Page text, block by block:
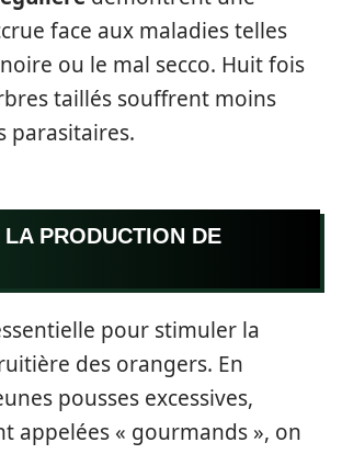
face aux maladies telles
ou le mal secco. Huit fois
taillés souffrent moins
parasitaires.
PRODUCTION DE
pour stimuler la
des orangers. En
pousses excessives,
appelées « gourmands », on